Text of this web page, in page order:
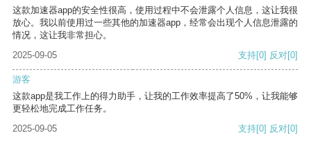
这款加速器app的安全性很高，使用过程中不会泄露个人信息，这让我很
放心。我以前使用过一些其他的加速器app，经常会出现个人信息泄露的
情况，这让我非常担心。
2025-09-05
支持[0] 反对[0]
游客
这款app是我工作上的得力助手，让我的工作效率提高了50%，让我能够
更轻松地完成工作任务。
2025-09-05
支持[0] 反对[0]